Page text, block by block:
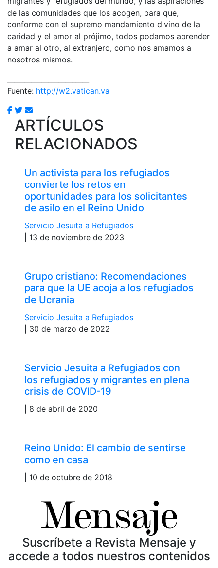
de las comunidades que los acogen, para que,
conforme con el supremo mandamiento divino de la
caridad y el amor al prójimo, todos podamos aprender
a amar al otro, al extranjero, como nos amamos a
nosotros mismos.
Fuente: http://w2.vatican.va
ARTÍCULOS
RELACIONADOS
Un activista para los refugiados
convierte los retos en
oportunidades para los solicitantes
de asilo en el Reino Unido
Servicio Jesuita a Refugiados
| 13 de noviembre de 2023
Grupo cristiano: Recomendaciones
para que la UE acoja a los refugiados
de Ucrania
Servicio Jesuita a Refugiados
| 30 de marzo de 2022
Servicio Jesuita a Refugiados con
los refugiados y migrantes en plena
crisis de COVID-19
| 8 de abril de 2020
Reino Unido: El cambio de sentirse
como en casa
| 10 de octubre de 2018
Suscríbete a Revista Mensaje y
accede a todos nuestros contenidos